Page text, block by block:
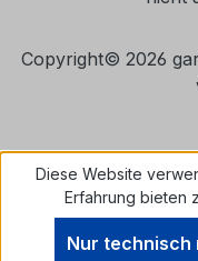
Copyright© 2026
Diese Website
Erfahrung bieten
Nur technisch